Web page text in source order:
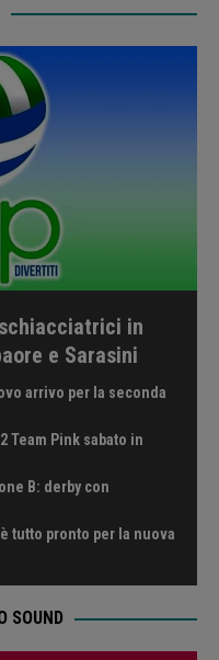
in
e Sarasini
arrivo per la seconda
Team Pink sabato in
B: derby con
tutto pronto per la nuova
SOUND